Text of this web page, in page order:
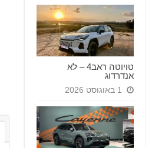
טויוטה ראב4 – לא
אנדרדוג
1 באוגוסט 2026